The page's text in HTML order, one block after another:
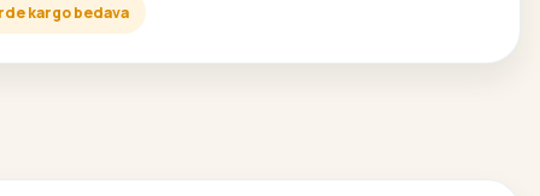
kargo bedava